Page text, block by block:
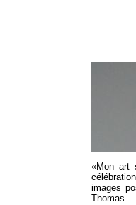
«Mon art
images
Thomas.